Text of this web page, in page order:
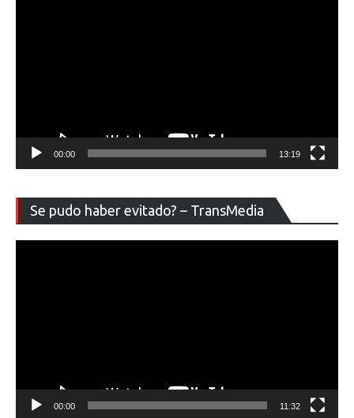
00:00 13:19
Se pudo haber evitado? – TransMedia
de
00:00 11:32